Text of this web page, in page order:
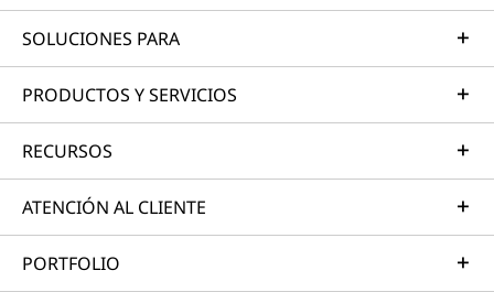
SOLUCIONES PARA
PRODUCTOS Y SERVICIOS
RECURSOS
ATENCIÓN AL CLIENTE
PORTFOLIO